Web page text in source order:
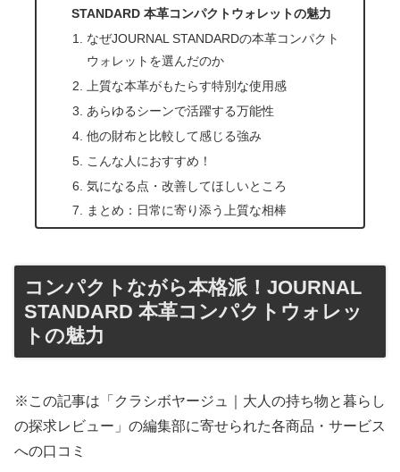
STANDARD 本革コンパクトウォレットの魅力
なぜJOURNAL STANDARDの本革コンパクト
ウォレットを選んだのか
上質な本革がもたらす特別な使用感
あらゆるシーンで活躍する万能性
他の財布と比較して感じる強み
こんな人におすすめ！
気になる点・改善してほしいところ
まとめ：日常に寄り添う上質な相棒
コンパクトながら本格派！JOURNAL
STANDARD 本革コンパクトウォレッ
トの魅力
※この記事は「クラシボヤージュ｜大人の持ち物と暮らし
の探求レビュー」の編集部に寄せられた各商品・サービス
への口コミ